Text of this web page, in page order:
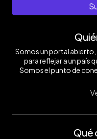
Somos un portal
para reflejar a un país
Somos el punto de
Qué